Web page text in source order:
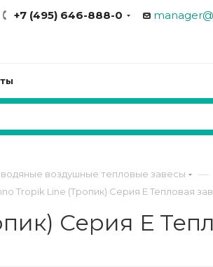
+7 (495) 646-888-0
воздушные тепловые завесы —
Tropik Line (Тропик) Серия Е Тепловая
Серия Е